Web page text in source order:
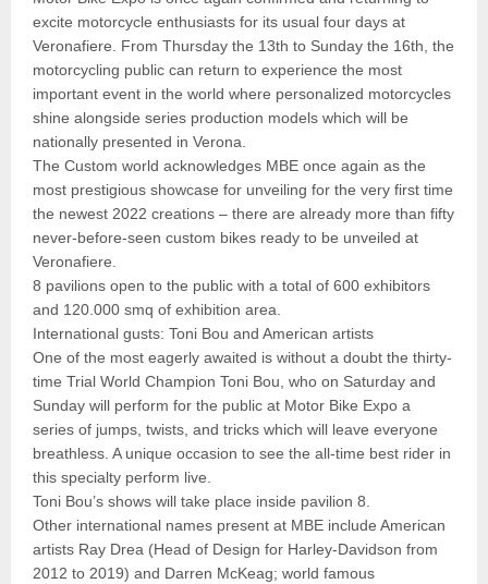
excite motorcycle enthusiasts for its usual four days at
Veronafiere. From Thursday the 13th to Sunday the 16th, the
motorcycling public can return to experience the most
important event in the world where personalized motorcycles
shine alongside series production models which will be
nationally presented in Verona.
The Custom world acknowledges MBE once again as the
most prestigious showcase for unveiling for the very first time
the newest 2022 creations – there are already more than fifty
never-before-seen custom bikes ready to be unveiled at
Veronafiere.
8 pavilions open to the public with a total of 600 exhibitors
and 120.000 smq of exhibition area.
International gusts: Toni Bou and American artists
One of the most eagerly awaited is without a doubt the thirty-
time Trial World Champion Toni Bou, who on Saturday and
Sunday will perform for the public at Motor Bike Expo a
series of jumps, twists, and tricks which will leave everyone
breathless. A unique occasion to see the all-time best rider in
this specialty perform live.
Toni Bou’s shows will take place inside pavilion 8.
Other international names present at MBE include American
artists Ray Drea (Head of Design for Harley-Davidson from
2012 to 2019) and Darren McKeag; world famous